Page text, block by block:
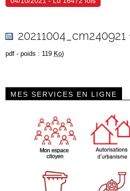
20211004_cm240921
pdf - poids : 119 Ko)
MES SERVICES EN LIGNE